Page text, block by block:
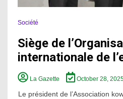
Société
Siège de
internationale de
La Gazette October 28,
Le président de l’Association